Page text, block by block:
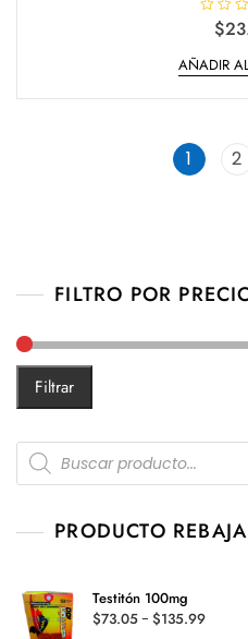
o
r
d
0
d
$
AÑADIR
1 2
FILTRO POR
Filtrar
Products
search
PRODUCTO
Testitón 100mg
$73.05- $135.99Rango